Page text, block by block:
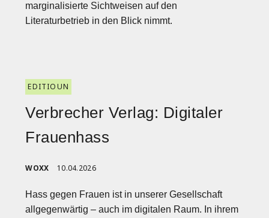
marginalisierte Sichtweisen auf den
Literaturbetrieb in den Blick nimmt.
EDITIOUN
Verbrecher Verlag: Digitaler
Frauenhass
WOXX 10.04.2026
Hass gegen Frauen ist in unserer Gesellschaft
allgegenwärtig – auch im digitalen Raum. In ihrem